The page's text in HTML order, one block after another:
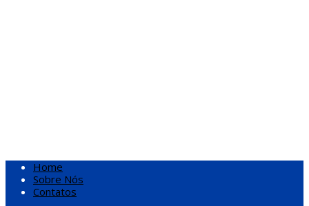
Home
Sobre Nós
Contatos